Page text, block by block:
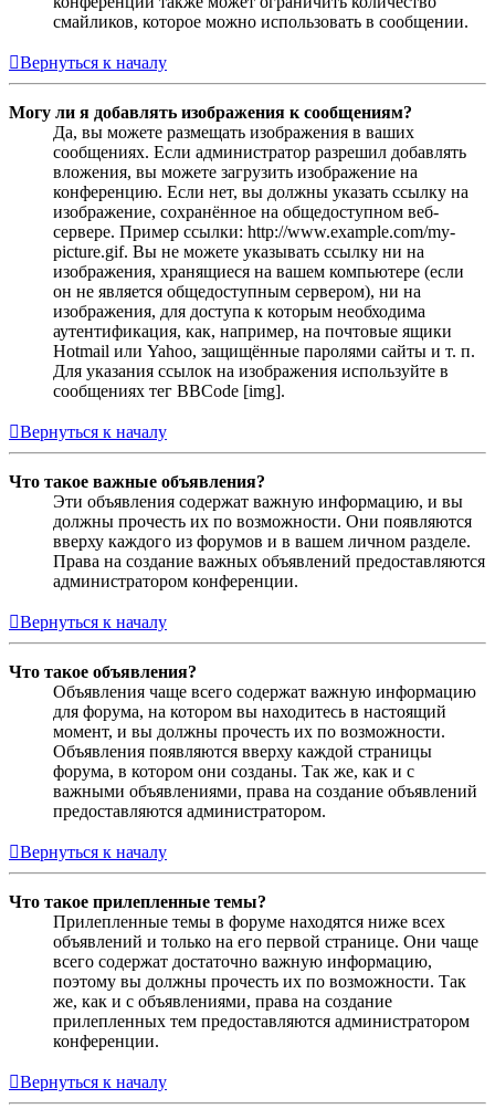
смайликов, которое можно использовать в сообщении.
Вернуться к началу
Могу ли я добавлять изображения к сообщениям?
Да, вы можете размещать изображения в ваших
сообщениях. Если администратор разрешил добавлять
вложения, вы можете загрузить изображение на
конференцию. Если нет, вы должны указать ссылку на
изображение, сохранённое на общедоступном веб-
сервере. Пример ссылки: http://www.example.com/my-
picture.gif. Вы не можете указывать ссылку ни на
изображения, хранящиеся на вашем компьютере (если
он не является общедоступным сервером), ни на
изображения, для доступа к которым необходима
аутентификация, как, например, на почтовые ящики
Hotmail или Yahoo, защищённые паролями сайты и т. п.
Для указания ссылок на изображения используйте в
сообщениях тег BBCode [img].
Вернуться к началу
Что такое важные объявления?
Эти объявления содержат важную информацию, и вы
должны прочесть их по возможности. Они появляются
вверху каждого из форумов и в вашем личном разделе.
Права на создание важных объявлений предоставляются
администратором конференции.
Вернуться к началу
Что такое объявления?
Объявления чаще всего содержат важную информацию
для форума, на котором вы находитесь в настоящий
момент, и вы должны прочесть их по возможности.
Объявления появляются вверху каждой страницы
форума, в котором они созданы. Так же, как и с
важными объявлениями, права на создание объявлений
предоставляются администратором.
Вернуться к началу
Что такое прилепленные темы?
Прилепленные темы в форуме находятся ниже всех
объявлений и только на его первой странице. Они чаще
всего содержат достаточно важную информацию,
поэтому вы должны прочесть их по возможности. Так
же, как и с объявлениями, права на создание
прилепленных тем предоставляются администратором
конференции.
Вернуться к началу